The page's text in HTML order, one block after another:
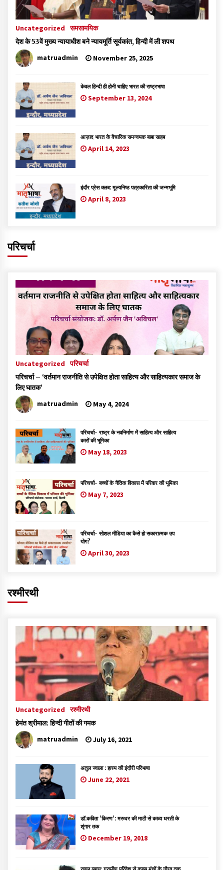
Uncategorized
समसामयिक
देश के 53वें मुख्य न्यायाधीश बने न्यायमूर्ति सूर्यकांत, हिन्दी में ली शपथ
matruadmin
November 25, 2025
केवल हिन्दी ही होनी चाहिए भारत की राष्ट्रभाषा
September 13, 2024
आज़ाद भारत के वैचारिक समन्वयक बाबा साहब
April 14, 2023
इंदौर प्रेस क्लब: मूल्यनिष्ठ पत्रकारिता की जन्मभूमि
April 8, 2023
परिचर्चा
Uncategorized
परिचर्चा
परिचर्चा – ‘वर्तमान राजनीति से उपेक्षित होता साहित्य और साहित्यकार समाज के
लिए घातक’
matruadmin
May 4, 2024
परिचर्चा- राष्ट्र के नवनिर्माण में साहित्य और साहित्य
कारों की भूमिका
May 18, 2023
परिचर्चा- बच्चों के नैतिक विकास में परिवार की भूमिका
May 7, 2023
परिचर्चा- सोशल मीडिया का कैसे हो सकारात्मक उप
योग?
April 30, 2023
रश्मीरथी
Uncategorized
रश्मीरथी
हेमंत श्रीमाल: हिन्दी गीतों की गमक
matruadmin
July 16, 2021
अतुल ज्वाला : हास्य की इंदौरी परिभाषा
June 22, 2021
डॉ.कविता ‘किरण’: मरुधर की माटी से काव्य धरती के
शृंगार तक
December 19, 2018